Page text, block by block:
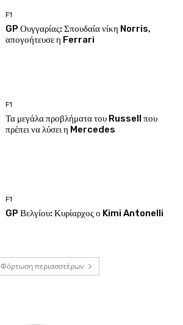
F1
GP Ουγγαρίας: Σπουδαία νίκη Norris,
απογοήτευσε η Ferrari
F1
Τα μεγάλα προβλήματα του Russell που
πρέπει να λύσει η Mercedes
F1
GP Βελγίου: Κυρίαρχος ο Kimi Antonelli
Φόρτωση περισσοτέρων